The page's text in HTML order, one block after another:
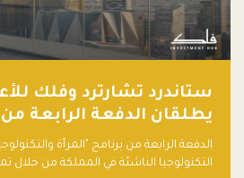
ستاندرد تشارترد وفلك
يطلقان الدفعة الرابعة من
العربية السعودية
الدفعة الرابعة من برنامج "المرأة
التكنولوجيا الناشئة في المملكة من خلال